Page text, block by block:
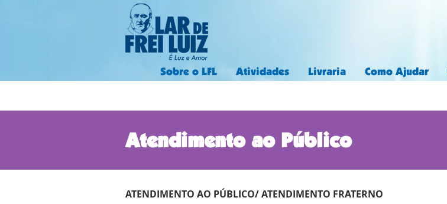
Sobre o LFL Atividades Livraria Como Ajudar
Atendimento ao Público
ATENDIMENTO AO PÚBLICO/ ATENDIMENTO FRATERNO